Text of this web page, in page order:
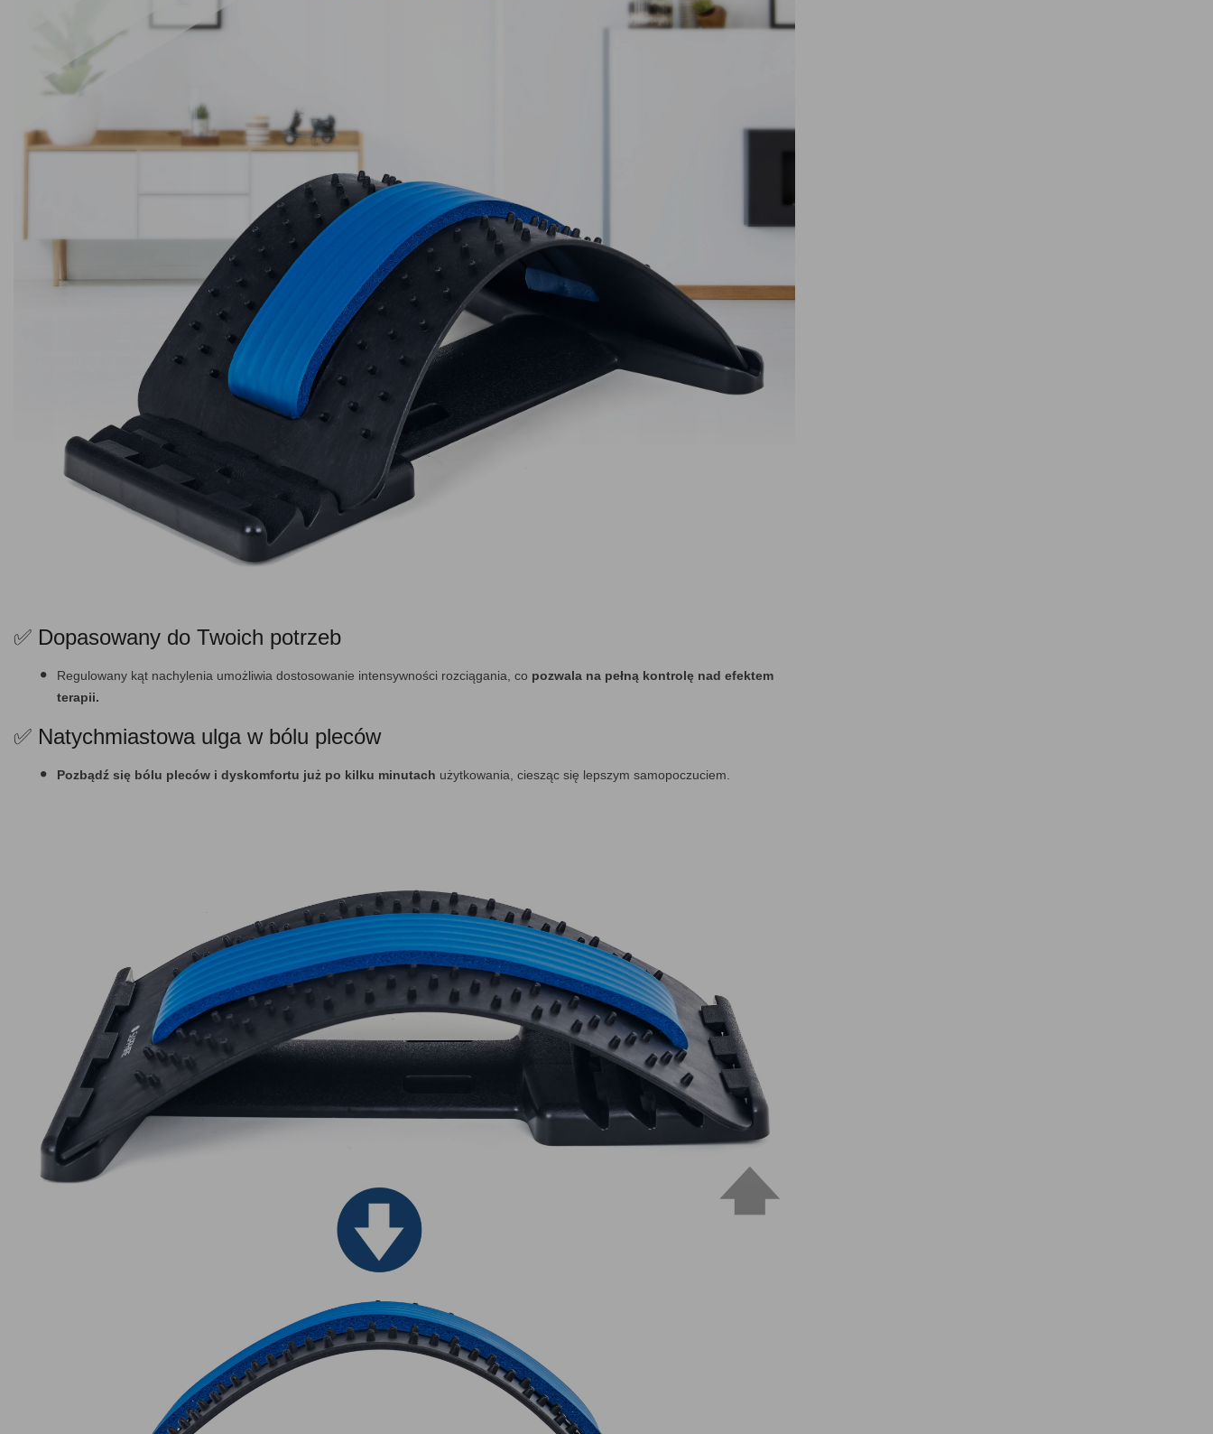
✅ Dopasowany do Twoich potrzeb
Regulowany kąt nachylenia umożliwia dostosowanie intensywności rozciągania, co pozwala na pełną kontrolę nad efektem
terapii.
✅ Natychmiastowa ulga w bólu pleców
Pozbądź się bólu pleców i dyskomfortu już po kilku minutach użytkowania, ciesząc się lepszym samopoczuciem.